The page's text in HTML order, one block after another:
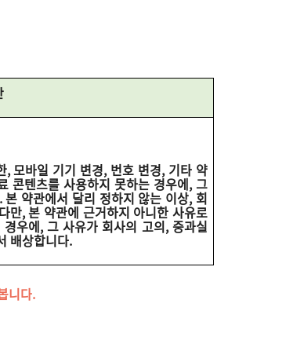
모바일 기기 변경, 번호 변경, 기타 약
콘텐츠를 사용하지 못하는 경우에, 그
약관에서 달리 정하지 않는 이상, 회
만, 본 약관에 근거하지 아니한 사유로
우에, 그 사유가 회사의 고의, 중과실
배상합니다.
니다.